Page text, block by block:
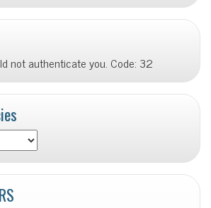
not authenticate you. Code: 32